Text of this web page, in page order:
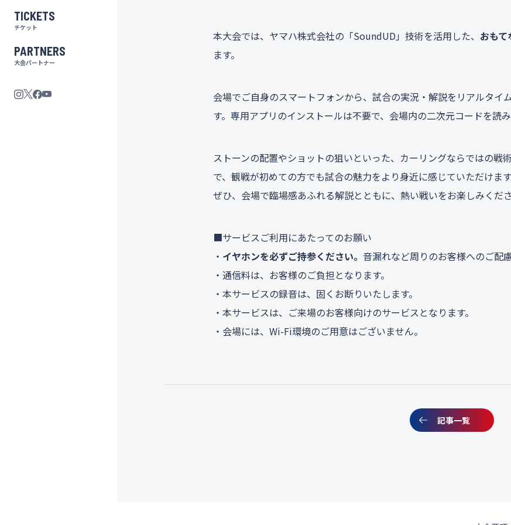
TICKETS
チケット
PARTNERS
大会パートナー
本大会では、ヤマハ株式会社の「SoundUD」技術を活用した、 おも
ます。
会場でご自身のスマートフォンから、試合の実況・解説をリアルタイ
す。専用アプリのインストールは不要で、会場内の二次元コードを読
ストーンの配置やショットの狙いといった、カーリングならではの戦
で、観戦が初めての方でも試合の魅力をより身近に感じていただけます
ぜひ、会場で臨場感あふれる解説とともに、熱い戦いをお楽しみくださ
■サービスご利用にあたってのお願い
・ イヤホンを必ずご持参ください。 音漏れなど周りのお客様へのご配
・通信料は、お客様のご負担となります。
・本サービスの録音は、固くお断りいたします。
・本サービスは、ご来場のお客様向けのサービスとなります。
・会場には、Wi-Fi環境のご用意はございません。
記事一覧